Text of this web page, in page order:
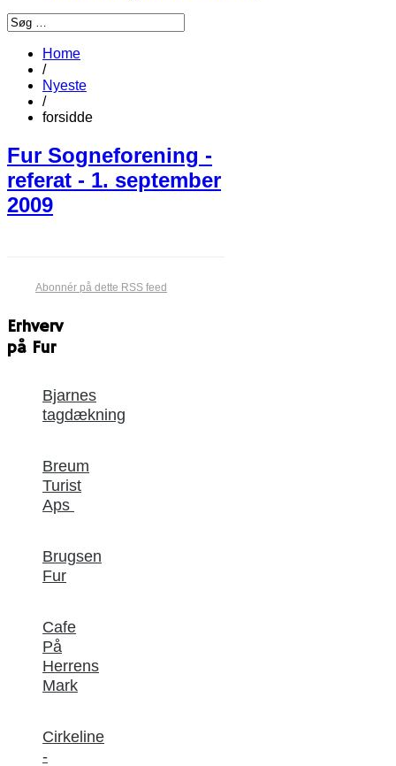
Home
/
Nyeste
/
forsidde
Fur Sogneforening -
referat - 1. september
2009
Abonnér på dette RSS feed
Erhverv
på Fur
Bjarnes
tagdækning
Breum
Turist
Aps
Brugsen
Fur
Cafe
På
Herrens
Mark
Cirkeline
-